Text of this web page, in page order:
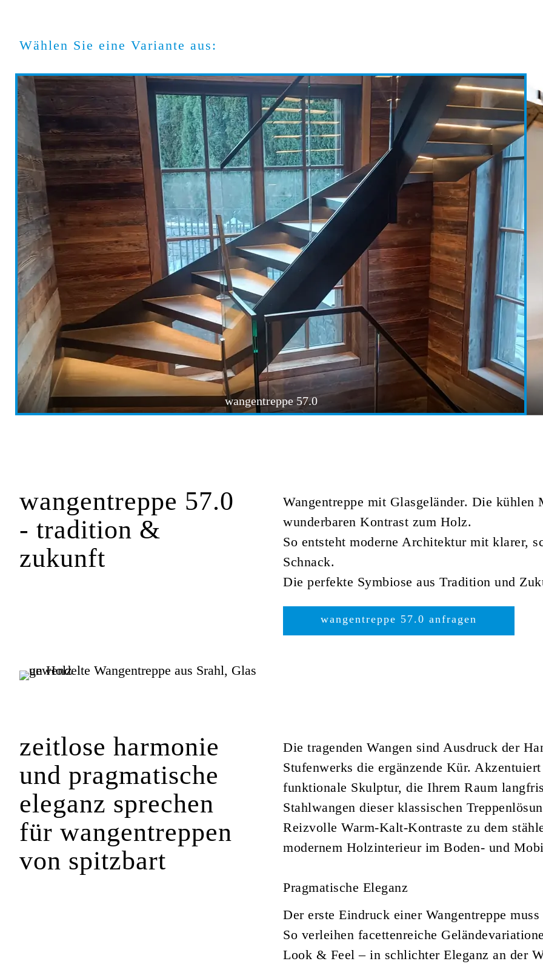
Wählen Sie eine Variante aus:
wangentreppe 57.0
wangentreppe 57.0
- tradition &
zukunft
Wangentreppe mit Glasgeländer. Die
wunderbaren Kontrast zum Holz.
So entsteht moderne Architektur mit klarer,
Schnack.
Die perfekte Symbiose aus Tradition und
wangentreppe 57.0 anfragen
zeitlose harmonie
und pragmatische
eleganz sprechen
für wangen­treppen
von spitzbart
Die tragenden Wangen sind Ausdruck der
Stufenwerks die ergänzende Kür.
funktionale Skulptur, die Ihrem Raum
Stahlwangen dieser klassischen
Reizvolle Warm-Kalt-Kontraste zu dem
modernem Holzinterieur im Boden- und
Pragmatische Eleganz
Der erste Eindruck einer Wangentreppe
So verleihen facettenreiche
Look & Feel – in schlichter Eleganz an der